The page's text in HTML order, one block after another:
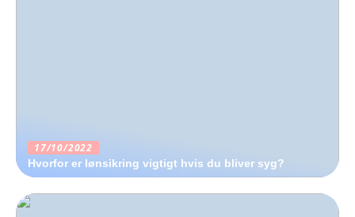
17/10/2022
Hvorfor er lønsikring vigtigt hvis du bliver syg?